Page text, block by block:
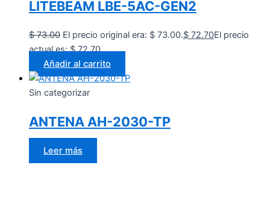
LITEBEAM LBE-5AC-GEN2
$73.00 El precio original era: $ 73.00.$ 72.70El precio
actual es: $ 72.70.
Añadir al carrito
Sin categorizar
ANTENA AH-2030-TP
Leer más